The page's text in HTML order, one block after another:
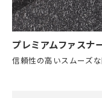
プレミアムファスナ
信頼性の高いスムーズ